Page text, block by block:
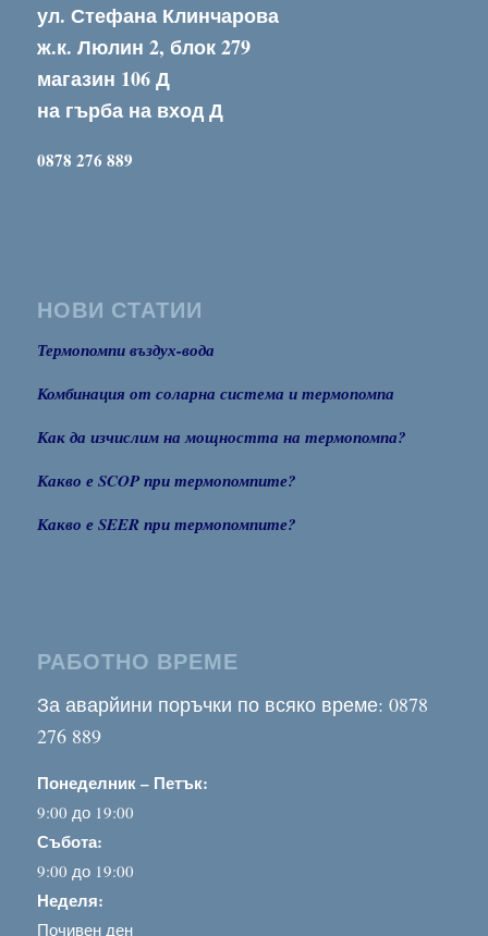
ул. Стефана Клинчарова
ж.к. Люлин 2, блок 279
магазин 106 Д
на гърба на вход Д
0878 276 889
НОВИ СТАТИИ
Термопомпи въздух-вода
Комбинация от соларна система и термопомпа
Как да изчислим на мощността на термопомпа?
Какво е SCOP при термопомпите?
Какво е SEER при термопомпите?
РАБОТНО ВРЕМЕ
За аварйини поръчки по всяко време: 0878
276 889
Понеделник – Петък:
9:00 до 19:00
Събота:
9:00 до 19:00
Неделя:
Почивен ден